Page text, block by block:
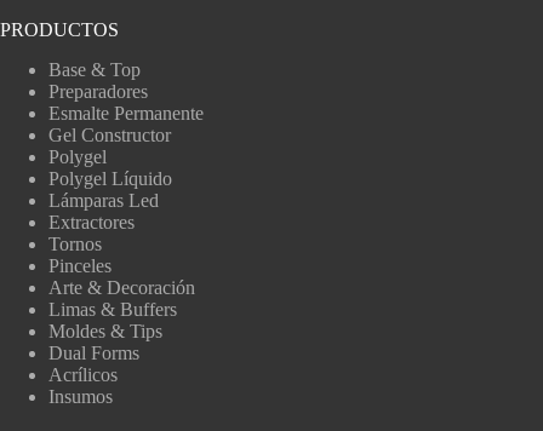
PRODUCTOS
Base & Top
Preparadores
Esmalte Permanente
Gel Constructor
Polygel
Polygel Líquido
Lámparas Led
Extractores
Tornos
Pinceles
Arte & Decoración
Limas & Buffers
Moldes & Tips
Dual Forms
Acrílicos
Insumos